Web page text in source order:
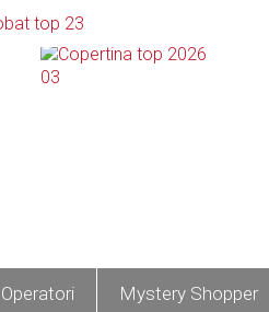
Operatori Mystery Shopper